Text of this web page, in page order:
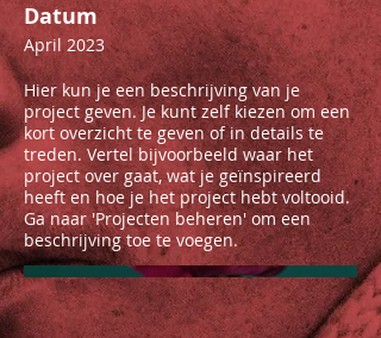
Datum
April 2023
Hier kun je een beschrijving van je
project geven. Je kunt zelf kiezen om een
kort overzicht te geven of in details te
treden. Vertel bijvoorbeeld waar het
project over gaat, wat je geïnspireerd
heeft en hoe je het project hebt voltooid.
Ga naar 'Projecten beheren' om een
beschrijving toe te voegen.